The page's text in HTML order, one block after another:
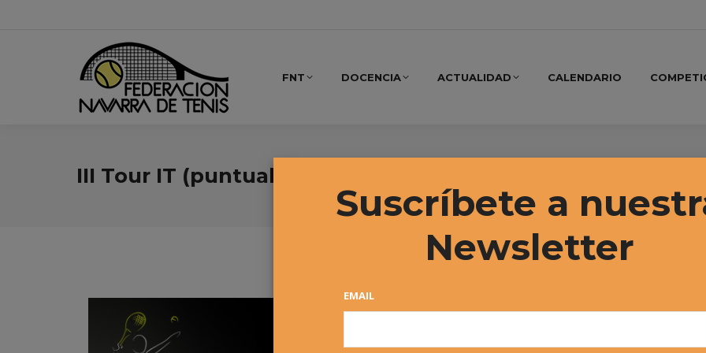
FNT DOCENCIA ACTUALIDAD CALENDARIO
III Tour IT (puntuable para el master)
Suscríbete a
Newsletter
EMAIL